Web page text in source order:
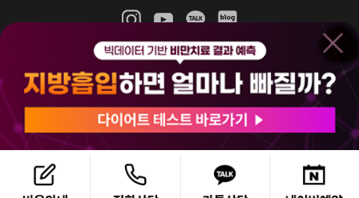
365mc 병·의원 이용약관
홈페이지 이용약관
비급여진료수가
(주)365mcㅣ서울특별시 서초구 서초대로52길 7, 3~4층(서초동, 제일빌딩)
120-87-04354ㅣ김남철
COPYRIGHT(C) 2025 365mc. ALL RIGHTS RESERVED.